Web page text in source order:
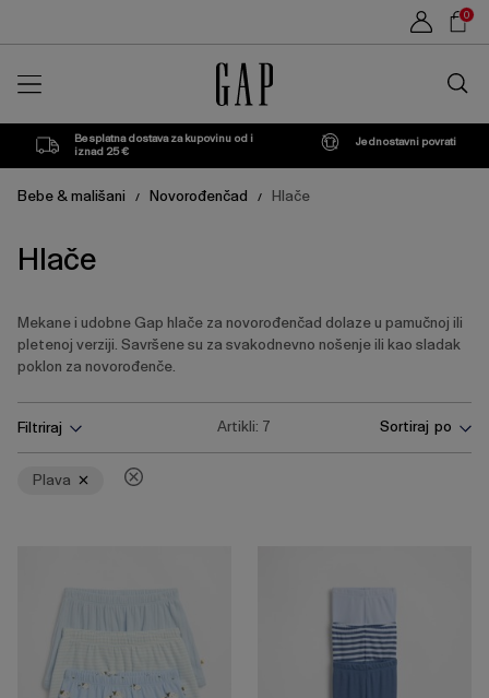
0
trgovini
Besplatna dostava za kupovinu od i
iznad 25 €
Jednostavni povrati
Bebe & mališani / Novorođenčad / Hlače
Hlače
Mekane i udobne Gap hlače za novorođenčad dolaze u pamučnoj ili
pletenoj verziji. Savršene su za svakodnevno nošenje ili kao sladak
poklon za novorođenče.
tipku
Enter
za
Filtriraj Artikli: 7 Sortiraj po
Plava